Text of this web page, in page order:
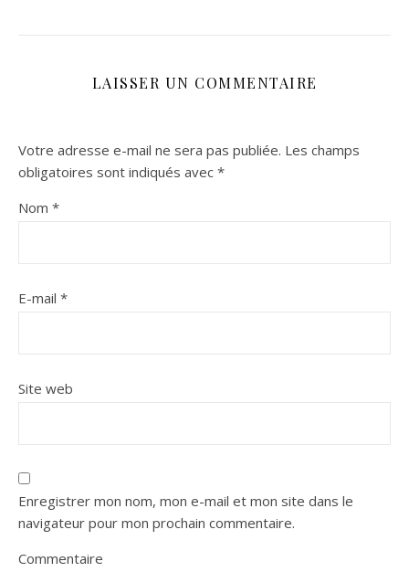
LAISSER UN COMMENTAIRE
Votre adresse e-mail ne sera pas publiée. Les champs
obligatoires sont indiqués avec *
Nom *
E-mail *
Site web
Enregistrer mon nom, mon e-mail et mon site dans le
navigateur pour mon prochain commentaire.
Commentaire